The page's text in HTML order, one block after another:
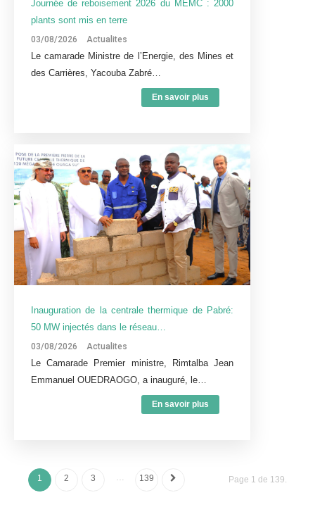
Journée de reboisement 2026 du MEMC : 2000
plants sont mis en terre
03/08/2026 Actualites
Le camarade Ministre de l’Energie, des Mines et
des Carrières, Yacouba Zabré…
En savoir plus
Inauguration de la centrale thermique de Pabré:
50 MW injectés dans le réseau…
03/08/2026 Actualites
Le Camarade Premier ministre, Rimtalba Jean
Emmanuel OUEDRAOGO, a inauguré, le…
En savoir plus
Page 1 de 139.
1 2 3 … 139